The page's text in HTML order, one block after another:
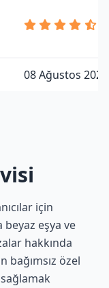
08 Ağustos 2026
için
beyaz eşya ve
hakkında
özel